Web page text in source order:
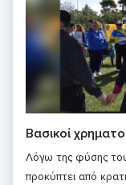
Βασικοί
Λόγω της φύσης
προκύπτει από